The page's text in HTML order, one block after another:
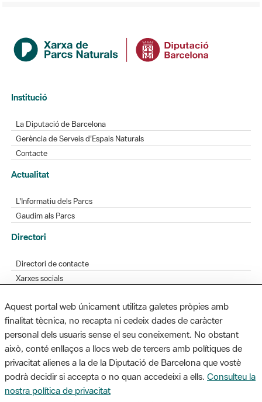
Institució
La Diputació de Barcelona
Gerència de Serveis d'Espais Naturals
Contacte
Actualitat
L'Informatiu dels Parcs
Gaudim als Parcs
Directori
Directori de contacte
Xarxes socials
Bústia de suggeriments
Opineu sobre els parcs
MAPA WEB AVÍS LEGAL ACCESSIBILITAT
Aquest portal web únicament utilitza galetes pròpies amb
finalitat tècnica, no recapta ni cedeix dades de caràcter
personal dels usuaris sense el seu coneixement. No obstant
això, conté enllaços a llocs web de tercers amb polítiques de
privacitat alienes a la de la Diputació de Barcelona que vostè
podrà decidir si accepta o no quan accedeixi a ells. Consulteu la
nostra política de privacitat